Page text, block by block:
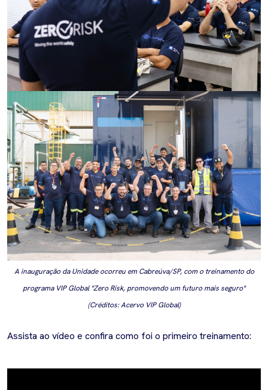
A inauguração da Unidade ocorreu em Cabreúva/SP, com o treinamento do
programa VIP Global "Zero Risk, promovendo um futuro mais seguro"
(Créditos: Acervo VIP Global)
Assista ao vídeo e confira como foi o primeiro treinamento: